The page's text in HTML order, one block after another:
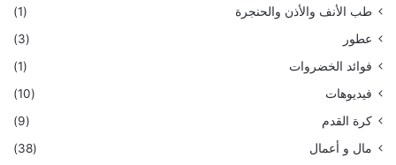
طب الأنف والأذن والحنجرة
(1)
عطور
(3)
فوائد الخضروات
(1)
فيديوهات
(10)
كرة القدم
(9)
مال و أعمال
(38)